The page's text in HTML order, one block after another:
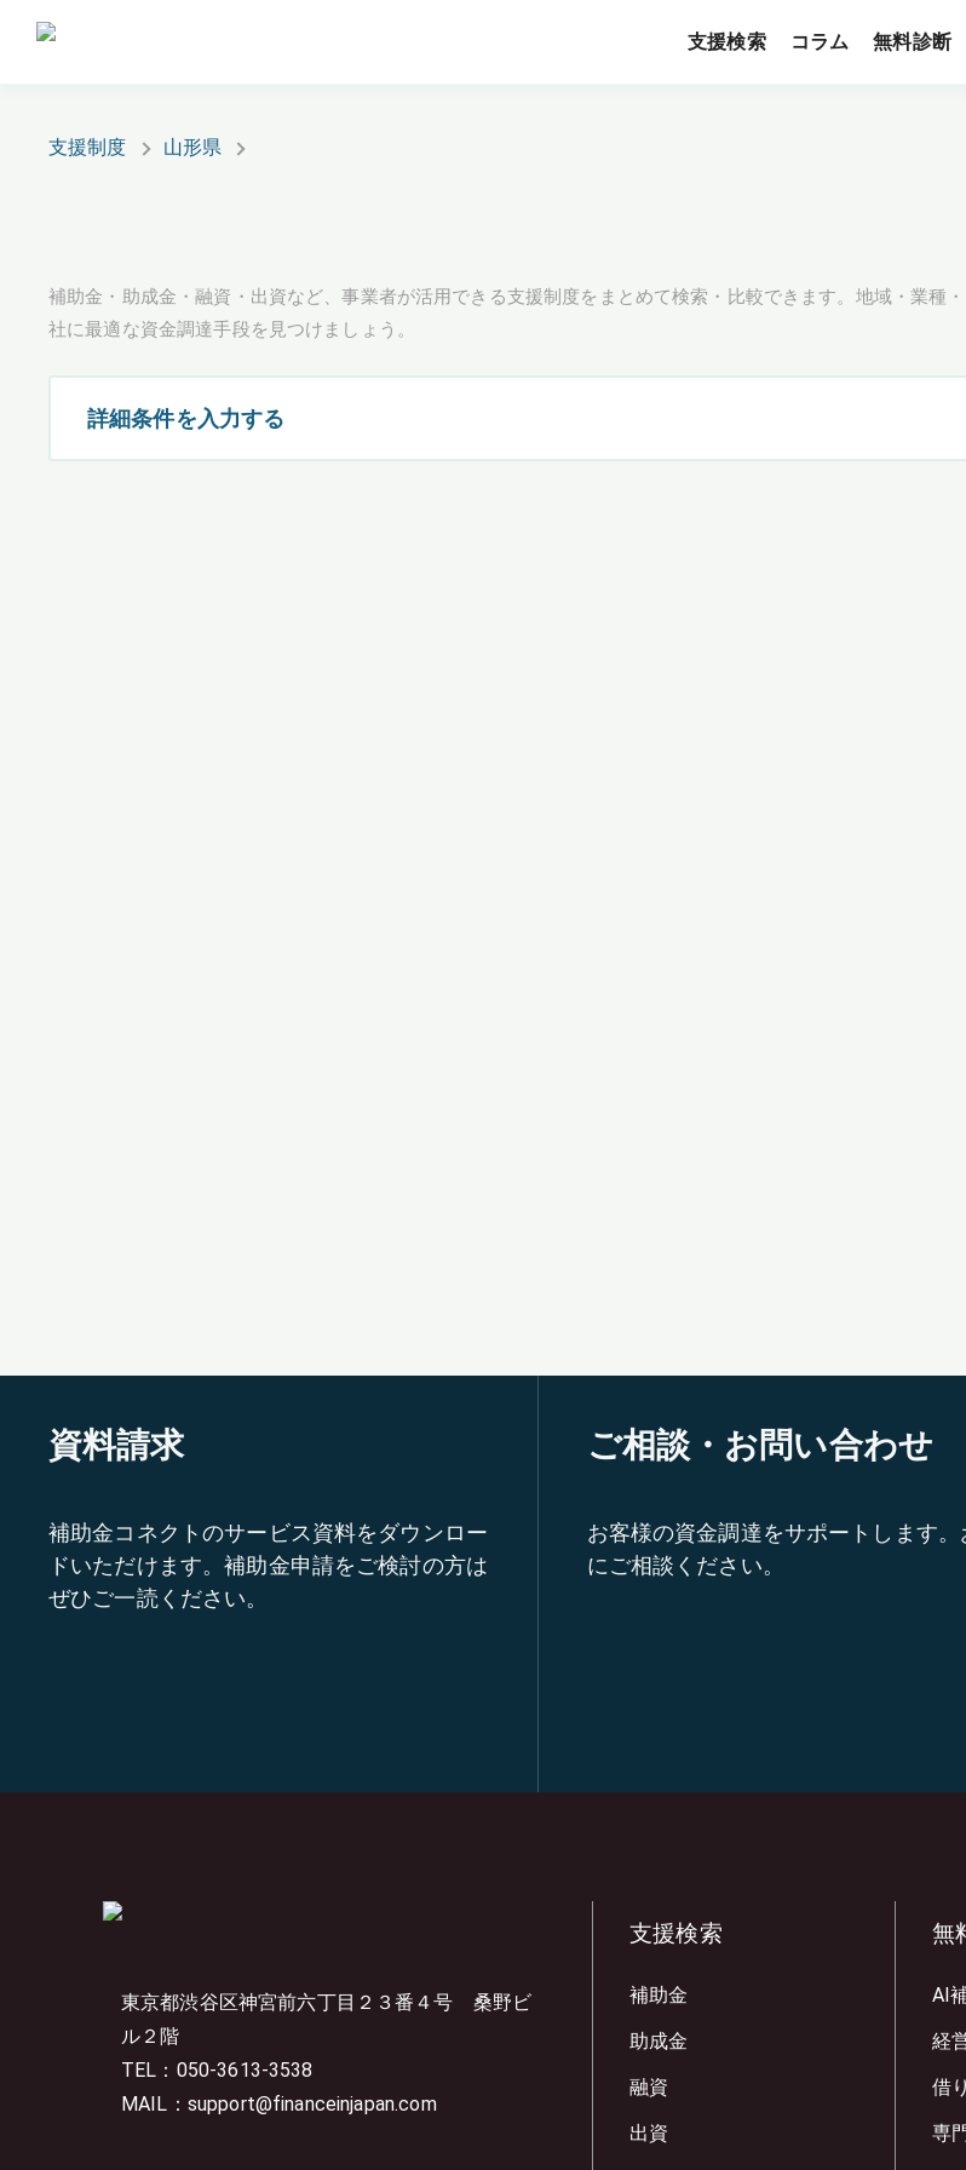
支援検索 コラム 無料診断
支援制度 山形県
補助金・助成金・融資・出資など、事業者が活用できる支援制度をまとめて検索・比較できます。地域・業種
社に最適な資金調達手段を見つけましょう。
詳細条件を入力する
資料請求
補助金コネクトのサービス資料をダウンロー
ドいただけます。補助金申請をご検討の方は
ぜひご一読ください。
ご相談・お問い合わせ
お客様の資金調達をサポートします。
にご相談ください。
東京都渋谷区神宮前六丁目２３番４号 桑野ビ
ル２階
TEL：050-3613-3538
MAIL：support@financeinjapan.com
支援検索
補助金
助成金
融資
出資
無
AI
経
借
専